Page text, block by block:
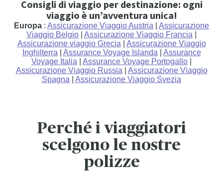
Consigli di viaggio per destinazione: ogni
viaggio è un’avventura unica!
Europa : Assicurazione Viaggio Austria
Assicurazione
Viaggio Belgio
Assicurazione Viaggio Francia
Assicurazione viaggio Grecia
Assicurazione Viaggio
Inghilterra
Assurance Voyage Islanda
Assurance
Voyage Italia
Assurance Voyage Portogallo
Assicurazione Viaggio Russia
Assicurazione Viaggio
Spagna
Assicurazione Viaggio Svezia
Perché i viaggiatori
scelgono le nostre
polizze